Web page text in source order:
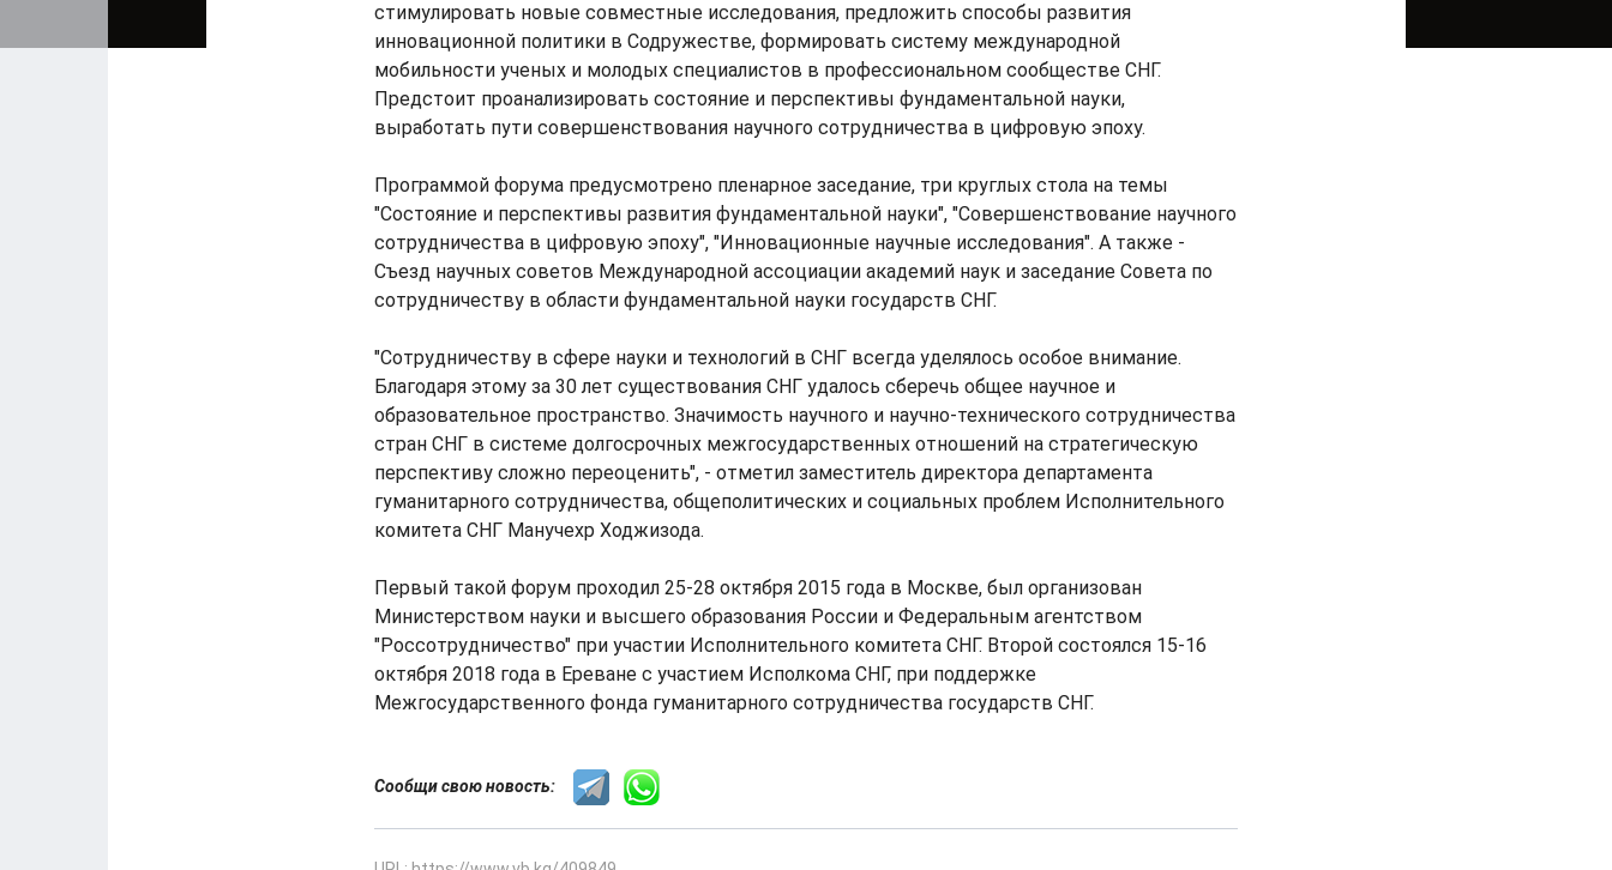
стимулировать новые совместные исследования, предложить способы развития
инновационной политики в Содружестве, формировать систему международной
мобильности ученых и молодых специалистов в профессиональном сообществе СНГ.
Предстоит проанализировать состояние и перспективы фундаментальной науки,
выработать пути совершенствования научного сотрудничества в цифровую эпоху.
Программой форума предусмотрено пленарное заседание, три круглых стола на темы
"Состояние и перспективы развития фундаментальной науки", "Совершенствование научного
сотрудничества в цифровую эпоху", "Инновационные научные исследования". А также -
Съезд научных советов Международной ассоциации академий наук и заседание Совета по
сотрудничеству в области фундаментальной науки государств СНГ.
"Сотрудничеству в сфере науки и технологий в СНГ всегда уделялось особое внимание.
Благодаря этому за 30 лет существования СНГ удалось сберечь общее научное и
образовательное пространство. Значимость научного и научно-технического сотрудничества
стран СНГ в системе долгосрочных межгосударственных отношений на стратегическую
перспективу сложно переоценить", - отметил заместитель директора департамента
гуманитарного сотрудничества, общеполитических и социальных проблем Исполнительного
комитета СНГ Манучехр Ходжизода.
Первый такой форум проходил 25-28 октября 2015 года в Москве, был организован
Министерством науки и высшего образования России и Федеральным агентством
"Россотрудничество" при участии Исполнительного комитета СНГ. Второй состоялся 15-16
октября 2018 года в Ереване с участием Исполкома СНГ, при поддержке
Межгосударственного фонда гуманитарного сотрудничества государств СНГ.
Сообщи свою новость: